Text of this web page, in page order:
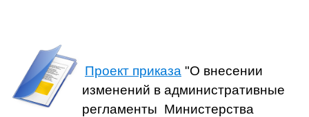
Проект приказа "О внесении
изменений в административные
регламенты Министерства